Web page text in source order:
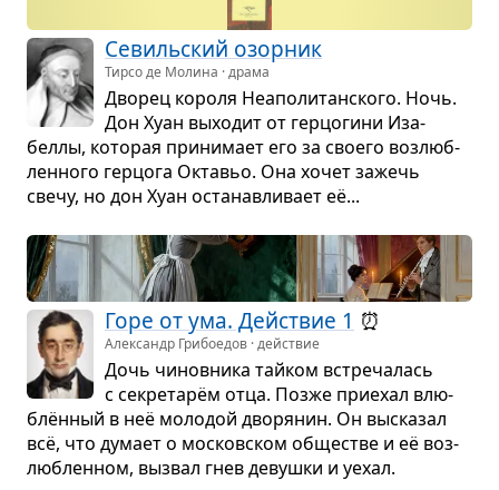
Севиль­ский озор­ник
Тирсо де Молина · драма
Дво­рец короля Неа­по­ли­тан­ского. Ночь.
Дон Хуан выхо­дит от гер­цо­гини Иза­
беллы, кото­рая при­ни­мает его за сво­его воз­люб­
лен­ного гер­цога Октавьо. Она хочет зажечь
свечу, но дон Хуан оста­нав­ли­вает её...
Горе от ума. Действие 1 ⏰
Александр Грибоедов · действие
Дочь чинов­ника тайком встре­ча­лась
с секре­тарём отца. Позже при­е­хал влю­
блён­ный в неё моло­дой дво­ря­нин. Он выска­зал
всё, что думает о москов­ском обще­стве и её воз­
люб­лен­ном, вызвал гнев девушки и уехал.